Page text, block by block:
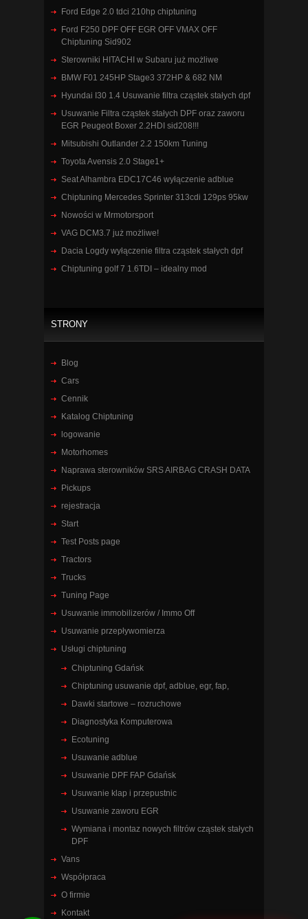
Ford Edge 2.0 tdci 210hp chiptuning
Ford F250 DPF OFF EGR OFF VMAX OFF
Chiptuning Sid902
Sterowniki HITACHI w Subaru już możliwe
BMW F01 245HP Stage3 372HP & 682 NM
Hyundai I30 1.4 Usuwanie filtra cząstek stałych dpf
Usuwanie Filtra cząstek stałych DPF oraz zaworu
EGR Peugeot Boxer 2.2HDI sid208!!!
Mitsubishi Outlander 2.2 150km Tuning
Toyota Avensis 2.0 Stage1+
Seat Alhambra EDC17C46 wyłączenie adblue
Chiptuning Mercedes Sprinter 313cdi 129ps 95kw
Nowości w Mrmotorsport
VAG DCM3.7 już możliwe!
Dacia Logdy wyłączenie filtra cząstek stałych dpf
Chiptuning golf 7 1.6TDI – idealny mod
STRONY
Blog
Cars
Cennik
Katalog Chiptuning
logowanie
Motorhomes
Naprawa sterowników SRS AIRBAG CRASH DATA
Pickups
rejestracja
Start
Test Posts page
Tractors
Trucks
Tuning Page
Usuwanie immobilizerów / Immo Off
Usuwanie przepływomierza
Usługi chiptuning
Chiptuning Gdańsk
Chiptuning usuwanie dpf, adblue, egr, fap,
Dawki startowe – rozruchowe
Diagnostyka Komputerowa
Ecotuning
Usuwanie adblue
Usuwanie DPF FAP Gdańsk
Usuwanie klap i przepustnic
Usuwanie zaworu EGR
Wymiana i montaz nowych filtrów cząstek stałych
DPF
Vans
Współpraca
O firmie
Kontakt